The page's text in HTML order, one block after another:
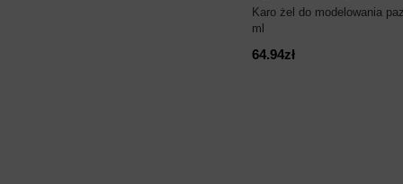
Karo żel do modelowania
ml
64.94zł